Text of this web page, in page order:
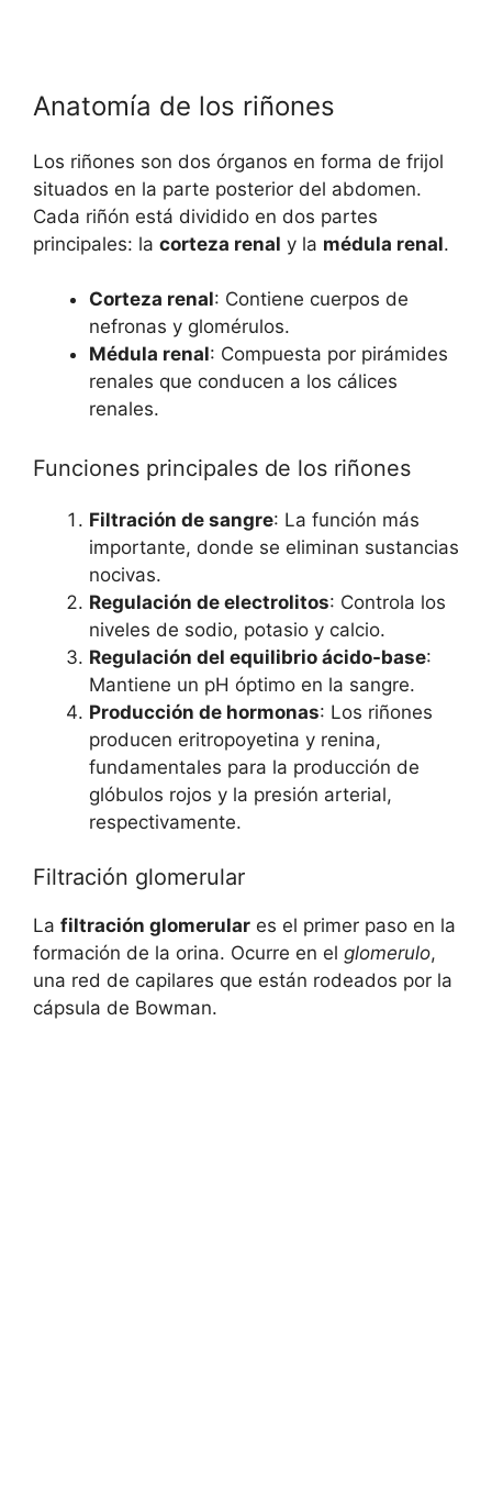
Anatomía de los riñones
Los riñones son dos órganos en forma de frijol
situados en la parte posterior del abdomen.
Cada riñón está dividido en dos partes
principales: la corteza renal y la médula renal.
Corteza renal: Contiene cuerpos de
nefronas y glomérulos.
Médula renal: Compuesta por pirámides
renales que conducen a los cálices
renales.
Funciones principales de los riñones
Filtración de sangre: La función más
importante, donde se eliminan sustancias
nocivas.
Regulación de electrolitos: Controla los
niveles de sodio, potasio y calcio.
Regulación del equilibrio ácido-base:
Mantiene un pH óptimo en la sangre.
Producción de hormonas: Los riñones
producen eritropoyetina y renina,
fundamentales para la producción de
glóbulos rojos y la presión arterial,
respectivamente.
Filtración glomerular
La filtración glomerular es el primer paso en la
formación de la orina. Ocurre en el glomerulo,
una red de capilares que están rodeados por la
cápsula de Bowman.